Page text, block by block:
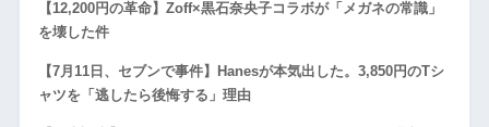
【12,200円の革命】Zoff×黒石奈央子コラボが「メガネの常識」
を壊した件
【7月11日、セブンで事件】Hanesが本気出した。3,850円のTシ
ャツを「逃したら後悔する」理由